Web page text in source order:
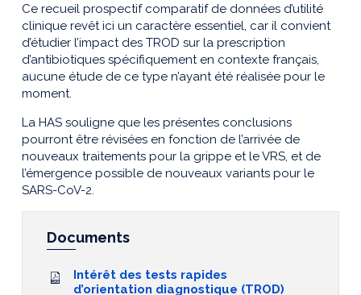
Ce recueil prospectif comparatif de données d’utilité
clinique revêt ici un caractère essentiel, car il convient
d’étudier l’impact des TROD sur la prescription
d’antibiotiques spécifiquement en contexte français,
aucune étude de ce type n’ayant été réalisée pour le
moment.
La HAS souligne que les présentes conclusions
pourront être révisées en fonction de l’arrivée de
nouveaux traitements pour la grippe et le VRS, et de
l’émergence possible de nouveaux variants pour le
SARS-CoV-2.
Documents
Intérêt des tests rapides
d’orientation diagnostique (TROD)